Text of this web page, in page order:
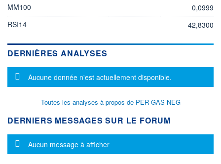
MM100
0,0999
RSI14
42,8300
DERNIÈRES ANALYSES
Message d'information
Aucune donnée n'est actuellement disponible.
Toutes les analyses à propos de PER GAS NEG
DERNIERS MESSAGES SUR LE FORUM
Message d'information
Aucun message à afficher